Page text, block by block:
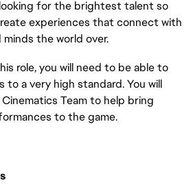
for the brightest talent so
experiences that connect with
the world over.
role, you will need to be able to
a very high standard. You will
Team to help bring
to the game.